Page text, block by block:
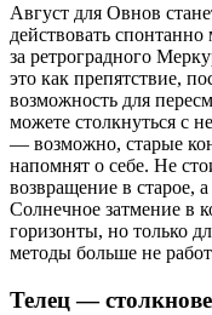
Август для Овнов
действовать
за ретроградного
это как препятствие,
возможность для
можете столкнуться с
— возможно, старые
напомнят о себе. Не
возвращение в старое,
Солнечное затмение в
горизонты, но только
методы больше не
Телец —